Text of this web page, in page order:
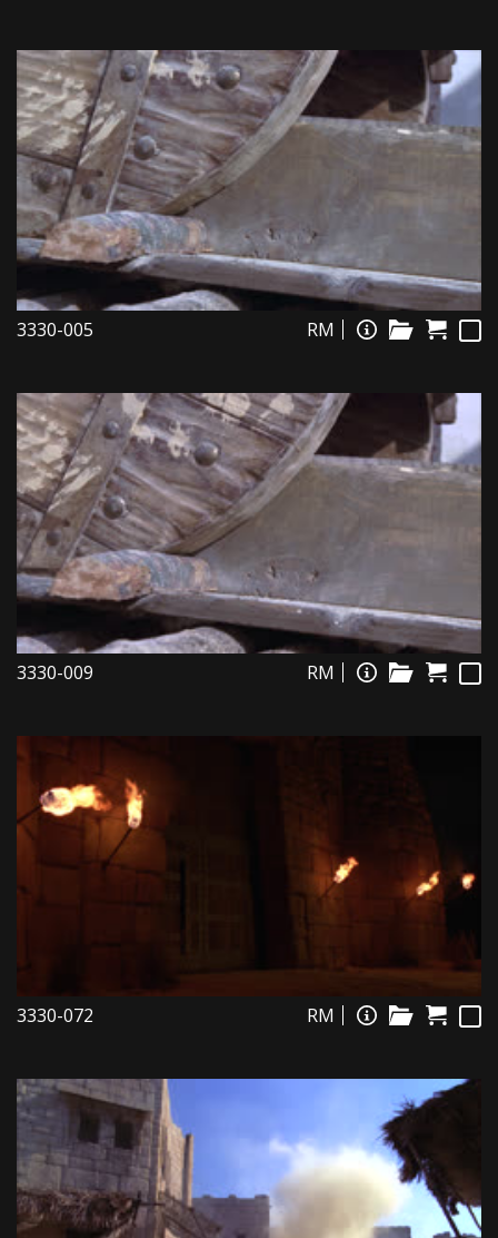
3330-005 RM
3330-009 RM
3330-072 RM